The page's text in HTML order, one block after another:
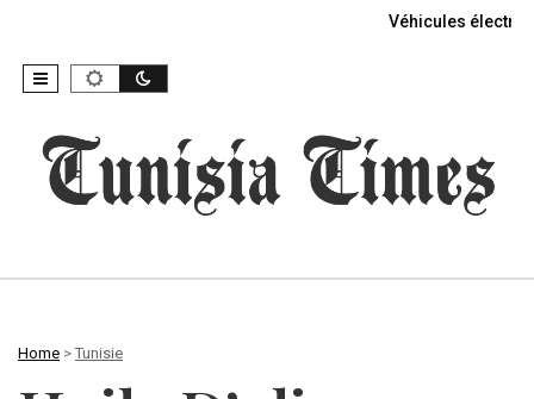
Véhicules
Home > Tunisie